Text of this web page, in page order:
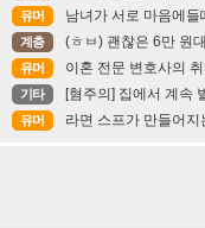
유머 남녀가 서로 마음에들
계층 (ㅎㅂ) 괜찮은 6만 원
유머 이혼 전문 변호사의 취
기타 [혐주의] 집에서 계속
유머 라면 스프가 만들어지